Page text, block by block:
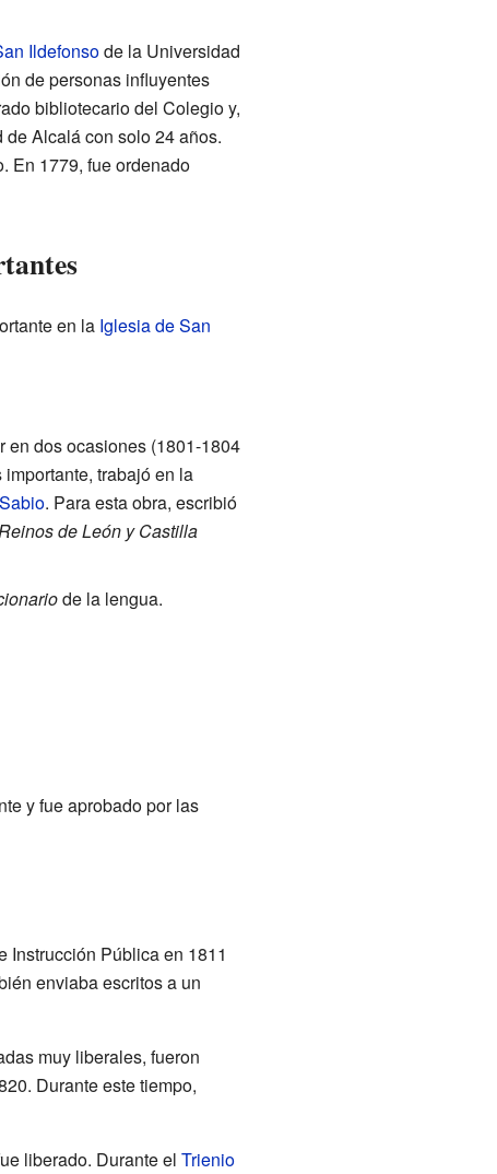
Ildefonsode la Universidad
de personas influyentes
bibliotecario del Colegio y,
Alcalá con solo 24 años.
En 1779, fue ordenado
en la Iglesia de San
en dos ocasiones (1801-1804
trabajó en la
. Para esta obra, escribió
de León y Castilla
de la lengua.
y fue aprobado por las
Instrucción Pública en 1811
enviaba escritos a un
muy liberales, fueron
Durante este tiempo,
liberado. Durante el Trienio